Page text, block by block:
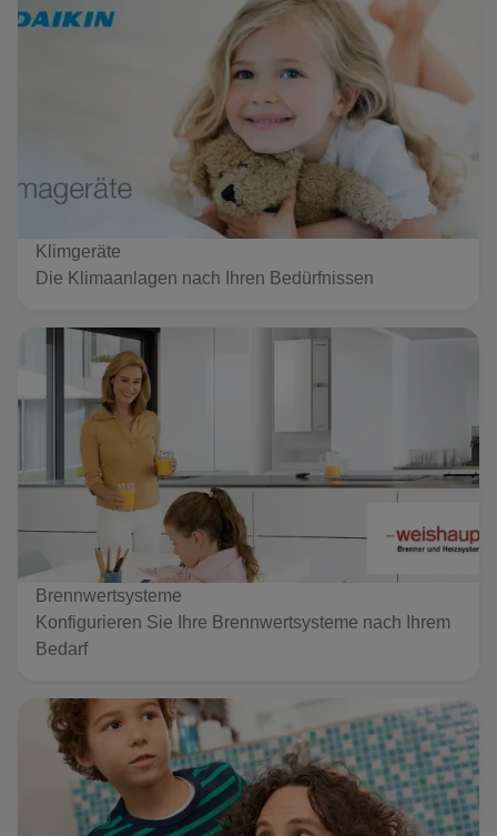
Klimgeräte
Die Klimaanlagen nach Ihren Bedürfnissen
Brennwertsysteme
Konfigurieren Sie Ihre Brennwertsysteme nach Ihrem
Bedarf